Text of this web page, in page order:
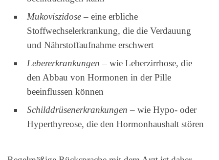
Mukoviszidose – eine erbliche
Stoffwechselerkrankung, die die Verdauung
und Nährstoffaufnahme erschwert
Lebererkrankungen – wie Leberzirrhose, die
den Abbau von Hormonen in der Pille
beeinflussen können
Schilddrüsenerkrankungen – wie Hypo- oder
Hyperthyreose, die den Hormonhaushalt stören